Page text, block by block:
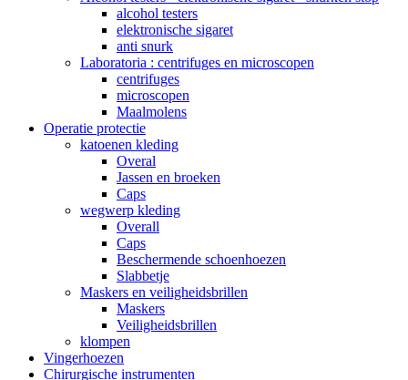
alcohol testers
elektronische sigaret
anti snurk
Laboratoria : centrifuges en microscopen
centrifuges
microscopen
Maalmolens
Operatie protectie
katoenen kleding
Overal
Jassen en broeken
Caps
wegwerp kleding
Overall
Caps
Beschermende schoenhoezen
Slabbetje
Maskers en veiligheidsbrillen
Maskers
Veiligheidsbrillen
klompen
Vingerhoezen
Chirurgische instrumenten